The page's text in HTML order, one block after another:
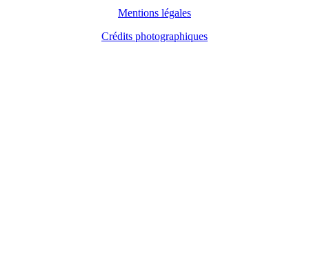
Mentions légales
Crédits photographiques